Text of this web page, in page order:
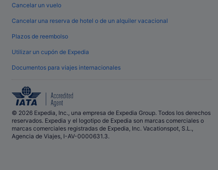
Cancelar un vuelo
Cancelar una reserva de hotel o de un alquiler vacacional
Plazos de reembolso
Utilizar un cupón de Expedia
Documentos para viajes internacionales
© 2026 Expedia, Inc., una empresa de Expedia Group. Todos los derechos
reservados. Expedia y el logotipo de Expedia son marcas comerciales o
marcas comerciales registradas de Expedia, Inc. Vacationspot, S.L.,
Agencia de Viajes, I-AV-0000631.3.